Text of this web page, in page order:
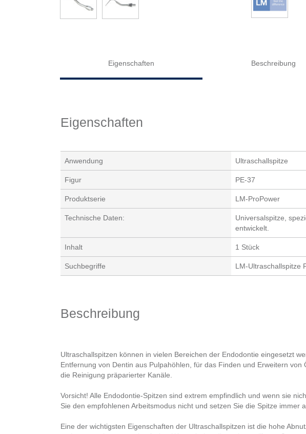
Eigenschaften Beschreibung
Eigenschaften
Anwendung Ultraschallspitze
Figur PE-37
Produktserie LM-ProPower
Technische Daten:
Universalspitze,
entwickelt.
Inhalt 1 Stück
Suchbegriffe LM-Ultraschallspitze
Beschreibung
Ultraschallspitzen können in vielen Bereichen der Endodontie eingesetzt
Entfernung von Dentin aus Pulpahöhlen, für das Finden und Erweitern
die Reinigung präparierter Kanäle.
Vorsicht! Alle Endodontie-Spitzen sind extrem empfindlich und wenn sie
Sie den empfohlenen Arbeitsmodus nicht und setzen Sie die Spitze immer
Eine der wichtigsten Eigenschaften der Ultraschallspitzen ist die hohe